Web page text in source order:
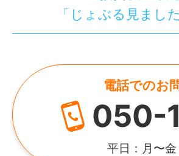
「じょぶる見まし
電話でのお
050-
平日：月〜